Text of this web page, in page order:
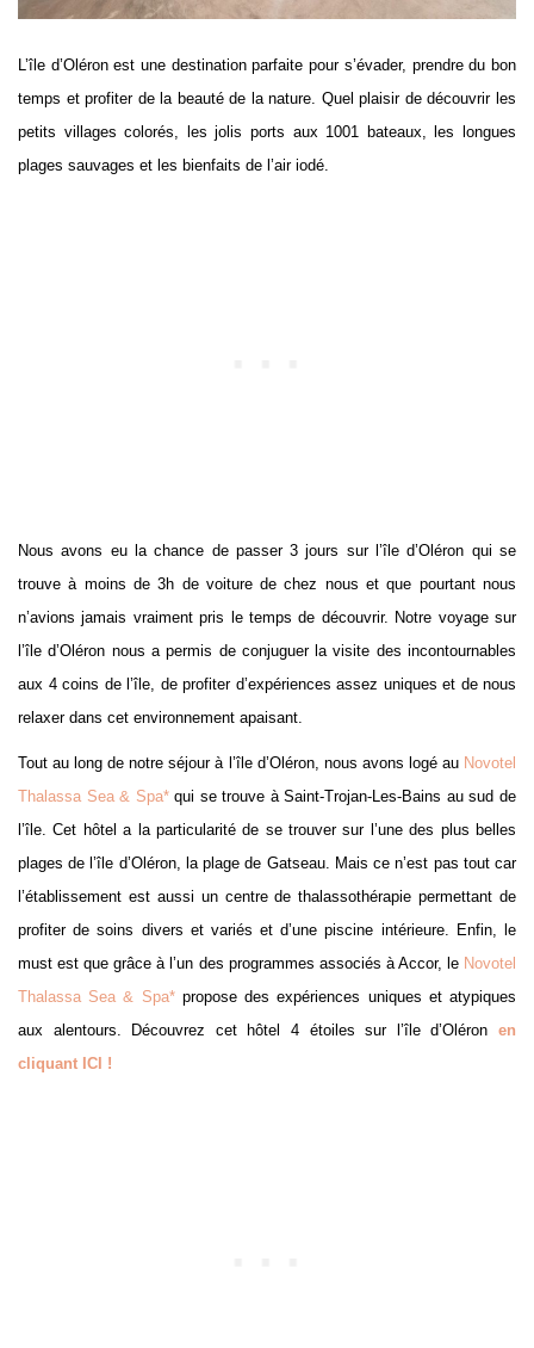
L’île d’Oléron est une destination parfaite pour s’évader, prendre du bon
temps et profiter de la beauté de la nature. Quel plaisir de découvrir les
petits villages colorés, les jolis ports aux 1001 bateaux, les longues
plages sauvages et les bienfaits de l’air iodé.
Nous avons eu la chance de passer 3 jours sur l’île d’Oléron qui se
trouve à moins de 3h de voiture de chez nous et que pourtant nous
n’avions jamais vraiment pris le temps de découvrir. Notre voyage sur
l’île d’Oléron nous a permis de conjuguer la visite des incontournables
aux 4 coins de l’île, de profiter d’expériences assez uniques et de nous
relaxer dans cet environnement apaisant.
Tout au long de notre séjour à l’île d’Oléron, nous avons logé au Novotel
Thalassa Sea & Spa*qui se trouve à Saint-Trojan-Les-Bains au sud de
l’île. Cet hôtel a la particularité de se trouver sur l’une des plus belles
plages de l’île d’Oléron, la plage de Gatseau. Mais ce n’est pas tout car
l’établissement est aussi un centre de thalassothérapie permettant de
profiter de soins divers et variés et d’une piscine intérieure. Enfin, le
must est que grâce à l’un des programmes associés à Accor, le Novotel
Thalassa Sea & Spa*propose des expériences uniques et atypiques
aux alentours. Découvrez cet hôtel 4 étoiles sur l’île d’Oléron en
cliquant ICI !